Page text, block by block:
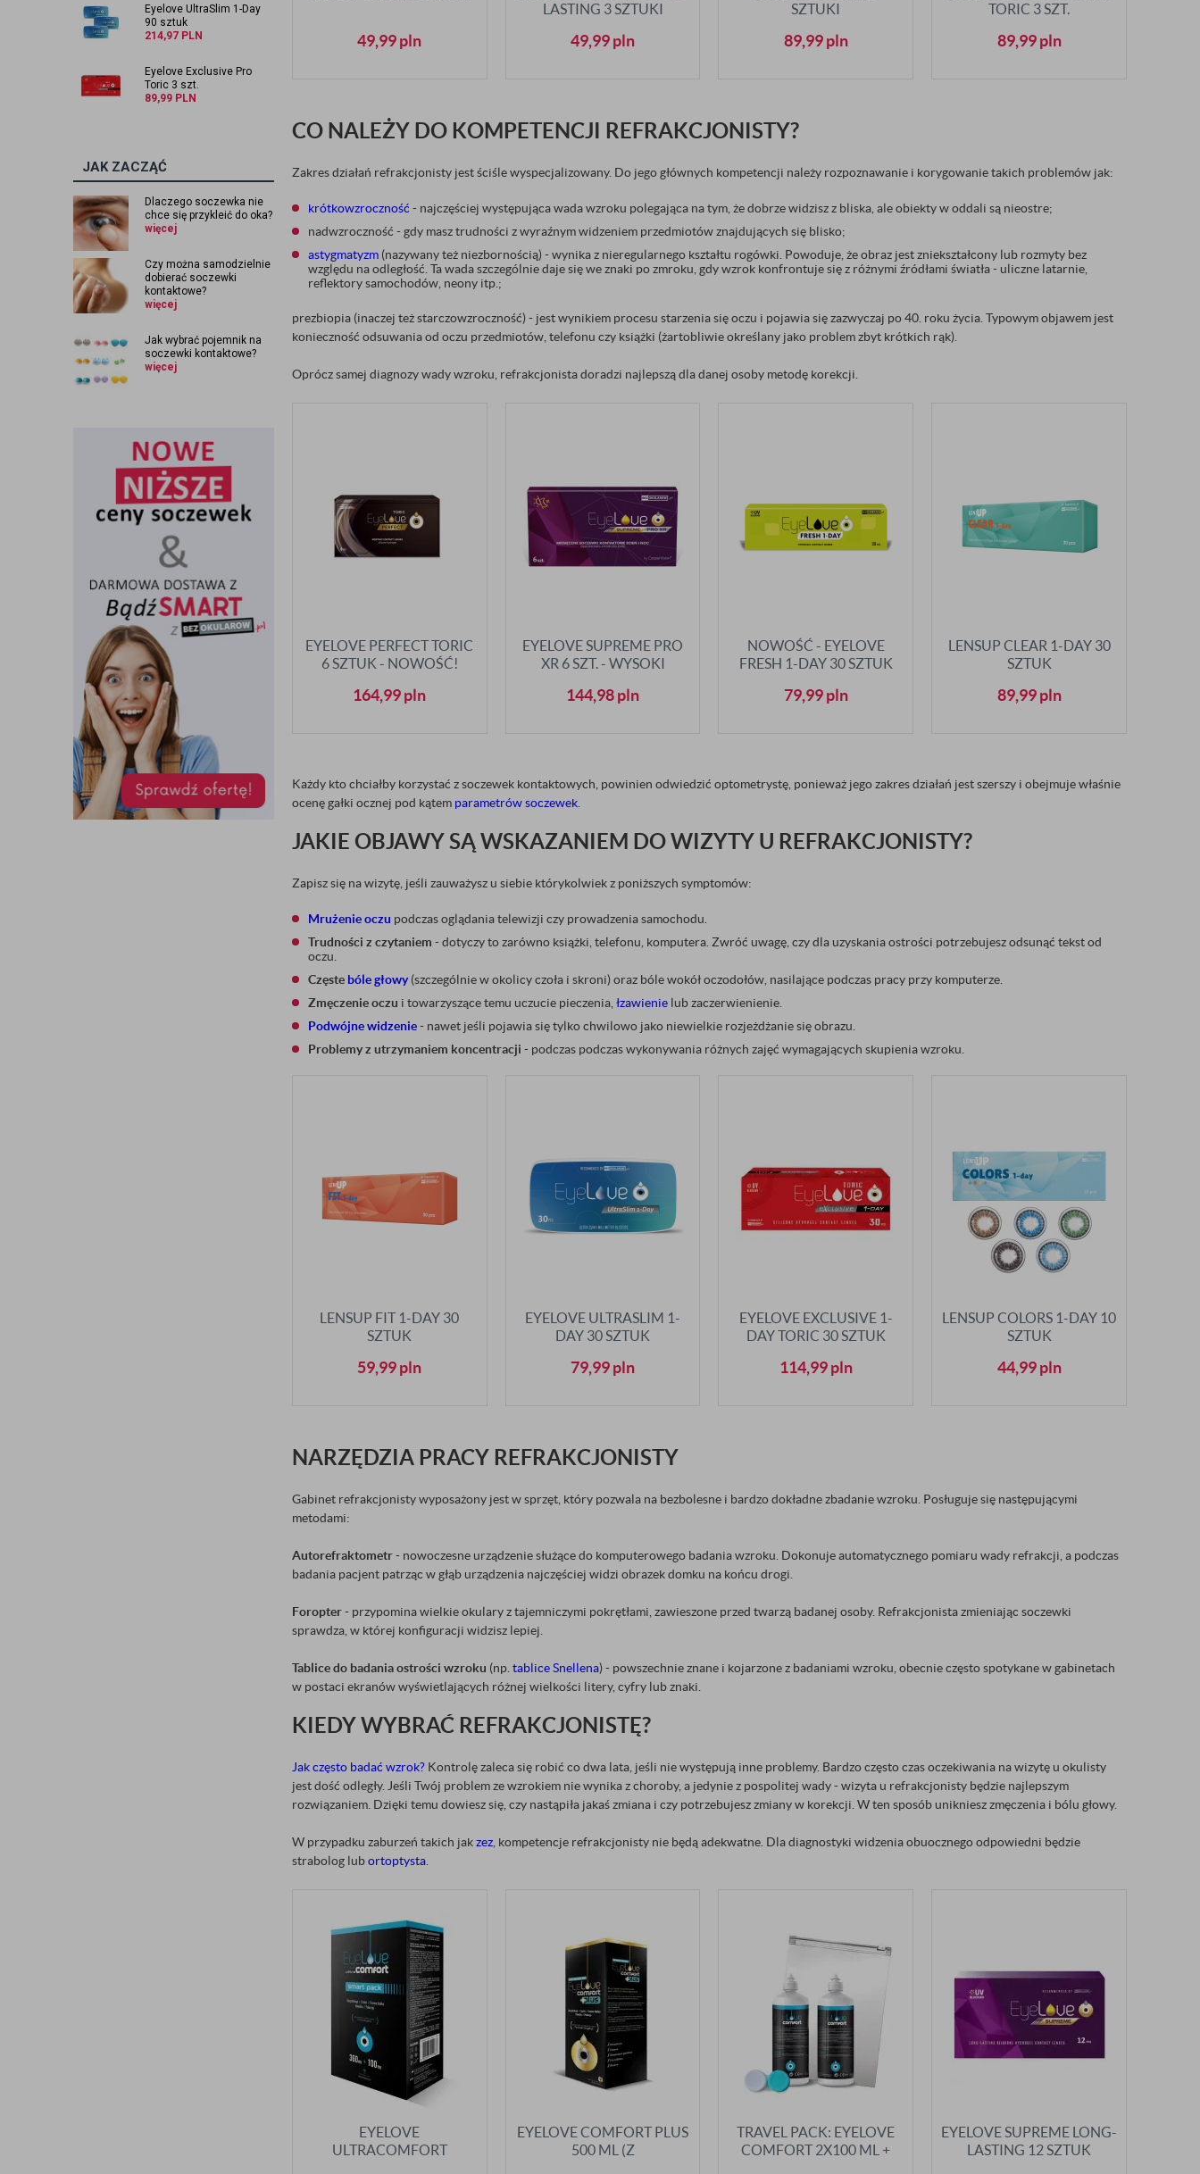
Eyelove UltraSlim 1-Day
90 sztuk
214,97 PLN
Eyelove Exclusive Pro
Toric 3 szt.
89,99 PLN
JAK ZACZĄĆ
Dlaczego soczewka nie
chce się przykleić do oka?
więcej
Czy można samodzielnie
dobierać soczewki
kontaktowe?
więcej
Jak wybrać pojemnik na
soczewki kontaktowe?
więcej
49,99pln
LASTING 3 SZTUKI
49,99pln
SZTUKI
89,99pln
TORIC 3 SZT.
89,99pln
CO NALEŻY DO KOMPETENCJI REFRAKCJONISTY?
Zakres działań refrakcjonisty jest ściśle wyspecjalizowany. Do jego głównych kompetencji należy rozpoznawanie i korygowanie takich problemów jak:
krótkowzroczność - najczęściej występująca wada wzroku polegająca na tym, że dobrze widzisz z bliska, ale obiekty w oddali są nieostre;
nadwzroczność - gdy masz trudności z wyraźnym widzeniem przedmiotów znajdujących się blisko;
astygmatyzm(nazywany też niezbornością) - wynika z nieregularnego kształtu rogówki. Powoduje, że obraz jest zniekształcony lub rozmyty bez
względu na odległość. Ta wada szczególnie daje się we znaki po zmroku, gdy wzrok konfrontuje się z różnymi źródłami światła - uliczne latarnie,
reflektory samochodów, neony itp.;
prezbiopia (inaczej też starczowzroczność) - jest wynikiem procesu starzenia się oczu i pojawia się zazwyczaj po 40. roku życia. Typowym objawem jest
konieczność odsuwania od oczu przedmiotów, telefonu czy książki (żartobliwie określany jako problem zbyt krótkich rąk).
Oprócz samej diagnozy wady wzroku, refrakcjonista doradzi najlepszą dla danej osoby metodę korekcji.
EYELOVE PERFECT TORIC
6 SZTUK - NOWOŚĆ!
164,99pln
EYELOVE SUPREME PRO
XR 6 SZT. - WYSOKI
144,98pln
NOWOŚĆ - EYELOVE
FRESH 1-DAY 30 SZTUK
79,99pln
LENSUP CLEAR 1-DAY 30
SZTUK
89,99pln
Każdy kto chciałby korzystać z soczewek kontaktowych, powinien odwiedzić optometrystę, ponieważ jego zakres działań jest szerszy i obejmuje właśnie
ocenę gałki ocznej pod kątem parametrów soczewek.
JAKIE OBJAWY SĄ WSKAZANIEM DO WIZYTY U REFRAKCJONISTY?
Zapisz się na wizytę, jeśli zauważysz u siebie którykolwiek z poniższych symptomów:
Mrużenie oczu podczas oglądania telewizji czy prowadzenia samochodu.
Trudności z czytaniem - dotyczy to zarówno książki, telefonu, komputera. Zwróć uwagę, czy dla uzyskania ostrości potrzebujesz odsunąć tekst od
oczu.
Częste bóle głowy(szczególnie w okolicy czoła i skroni) oraz bóle wokół oczodołów, nasilające podczas pracy przy komputerze.
Zmęczenie oczu i towarzyszące temu uczucie pieczenia, łzawienielub zaczerwienienie.
Podwójne widzenie- nawet jeśli pojawia się tylko chwilowo jako niewielkie rozjeżdżanie się obrazu.
Problemy z utrzymaniem koncentracji - podczas podczas wykonywania różnych zajęć wymagających skupienia wzroku.
LENSUP FIT 1-DAY 30
SZTUK
59,99pln
EYELOVE ULTRASLIM 1-
DAY 30 SZTUK
79,99pln
EYELOVE EXCLUSIVE 1-
DAY TORIC 30 SZTUK
114,99pln
LENSUP COLORS 1-DAY 10
SZTUK
44,99pln
NARZĘDZIA PRACY REFRAKCJONISTY
Gabinet refrakcjonisty wyposażony jest w sprzęt, który pozwala na bezbolesne i bardzo dokładne zbadanie wzroku. Posługuje się następującymi
metodami:
Autorefraktometr- nowoczesne urządzenie służące do komputerowego badania wzroku. Dokonuje automatycznego pomiaru wady refrakcji, a podczas
badania pacjent patrząc w głąb urządzenia najczęściej widzi obrazek domku na końcu drogi.
Foropter- przypomina wielkie okulary z tajemniczymi pokrętłami, zawieszone przed twarzą badanej osoby. Refrakcjonista zmieniając soczewki
sprawdza, w której konfiguracji widzisz lepiej.
Tablice do badania ostrości wzroku (np. tablice Snellena) - powszechnie znane i kojarzone z badaniami wzroku, obecnie często spotykane w gabinetach
w postaci ekranów wyświetlających różnej wielkości litery, cyfry lub znaki.
KIEDY WYBRAĆ REFRAKCJONISTĘ?
Jak często badać wzrok?Kontrolę zaleca się robić co dwa lata, jeśli nie występują inne problemy. Bardzo często czas oczekiwania na wizytę u okulisty
jest dość odległy. Jeśli Twój problem ze wzrokiem nie wynika z choroby, a jedynie z pospolitej wady - wizyta u refrakcjonisty będzie najlepszym
rozwiązaniem. Dzięki temu dowiesz się, czy nastąpiła jakaś zmiana i czy potrzebujesz zmiany w korekcji. W ten sposób unikniesz zmęczenia i bólu głowy.
W przypadku zaburzeń takich jakzez, kompetencje refrakcjonisty nie będą adekwatne. Dla diagnostyki widzenia obuocznego odpowiedni będzie
strabolog lubortoptysta.
EYELOVE
ULTRACOMFORT
EYELOVE COMFORT PLUS
500 ML (Z
TRAVEL PACK: EYELOVE
COMFORT 2X100 ML +
EYELOVE SUPREME LONG-
LASTING 12 SZTUK